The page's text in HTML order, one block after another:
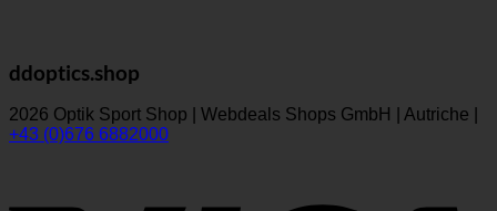
ddoptics.shop
2026 Optik Sport Shop | Webdeals Shops GmbH | Autriche |
+43 (0)676 6882000